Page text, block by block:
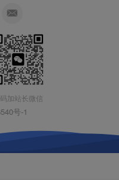
加站长微信
号-1